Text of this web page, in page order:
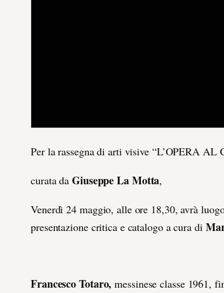
Per la rassegna di arti visive “L’OPERA
curata da Giuseppe La Motta,
Venerdì 24 maggio, alle ore 18,30, avrà
presentazione critica e catalogo a cura di
Francesco Totaro,messinese classe 1961,